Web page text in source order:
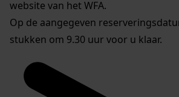
website van het WFA.
Op de aangegeven
stukken om 9.30 uur voor u klaar.